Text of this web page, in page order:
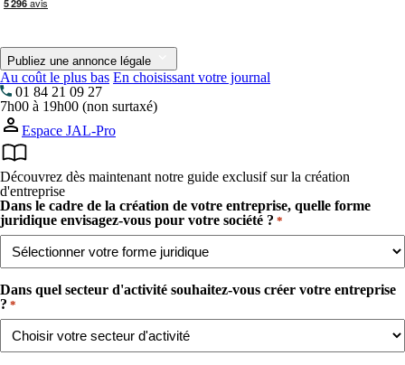
Publiez une annonce légale
Au coût le plus bas En choisissant votre journal
01 84 21 09 27
7h00 à 19h00 (non surtaxé)
Espace JAL-Pro
Découvrez dès maintenant notre guide exclusif sur la création
d'entreprise
Dans le cadre de la création de votre entreprise, quelle forme
juridique envisagez-vous pour votre société ? *
Dans quel secteur d'activité souhaitez-vous créer votre entreprise
?​ *